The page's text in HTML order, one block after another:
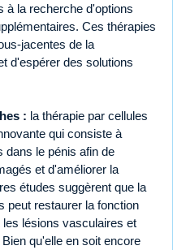
à la recherche d'options
Ces thérapies
jacentes de la
d'espérer des solutions
: la thérapie par cellules
qui consiste à
dans le pénis afin de
et d'améliorer la
études suggèrent que la
peut restaurer la fonction
lésions vasculaires et
Bien qu'elle en soit encore